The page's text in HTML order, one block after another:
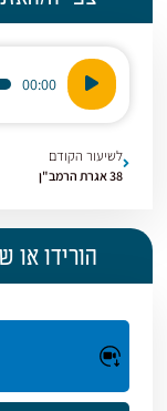
נגן
אודיו
00:00
לשיעור הקודם
38 אגרת הרמב"ן
הורידו או